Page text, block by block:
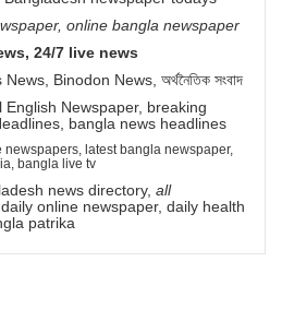
online bangla newspaper
24/7 live news
Binodon News, অর্থনৈতিক সংবাদ
English Newspaper, breaking
bangla news headlines
latest bangla newspaper,
bangla live tv
news directory, all
, daily online newspaper, daily health
patrika